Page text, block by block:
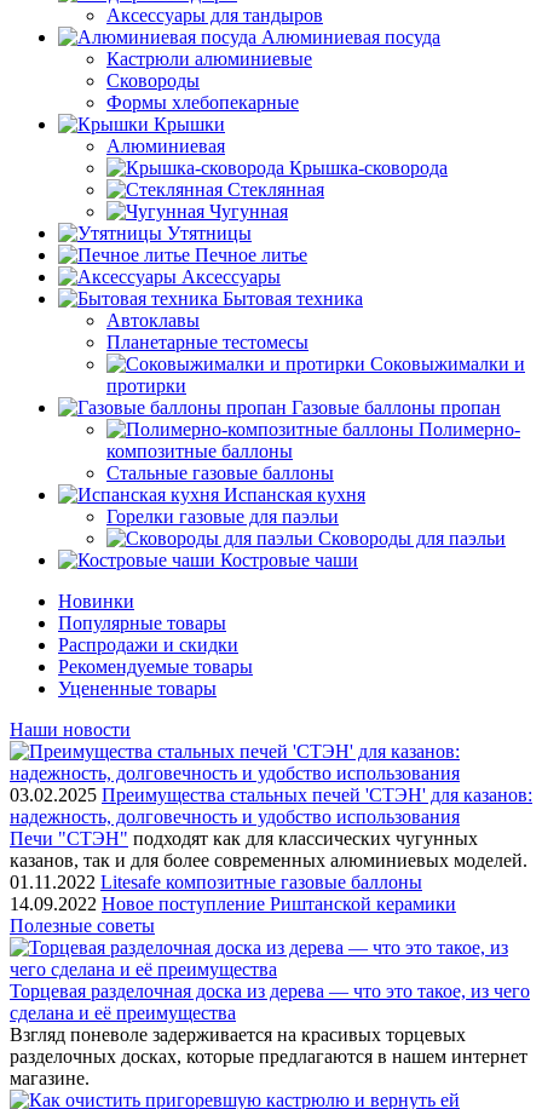
Аксессуары для тандыров
Алюминиевая посуда
Кастрюли алюминиевые
Сковороды
Формы хлебопекарные
Крышки
Алюминиевая
Крышка-сковорода
Стеклянная
Чугунная
Утятницы
Печное литье
Аксессуары
Бытовая техника
Автоклавы
Планетарные тестомесы
Соковыжималки и
протирки
Газовые баллоны пропан
Полимерно-
композитные баллоны
Стальные газовые баллоны
Испанская кухня
Горелки газовые для паэльи
Сковороды для паэльи
Костровые чаши
Новинки
Популярные товары
Распродажи и скидки
Рекомендуемые товары
Уцененные товары
Наши новости
03.02.2025 Преимущества стальных печей 'СТЭН' для казанов:
надежность, долговечность и удобство использования
Печи "СТЭН" подходят как для классических чугунных
казанов, так и для более современных алюминиевых моделей.
01.11.2022 Litesafe композитные газовые баллоны
14.09.2022 Новое поступление Риштанской керамики
Полезные советы
Торцевая разделочная доска из дерева — что это такое, из чего
сделана и её преимущества
Взгляд поневоле задерживается на красивых торцевых
разделочных досках, которые предлагаются в нашем интернет
магазине.